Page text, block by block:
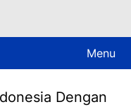
Menu
Dengan